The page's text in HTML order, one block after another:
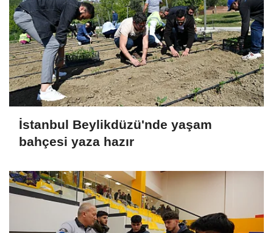
İstanbul Beylikdüzü'nde yaşam
bahçesi yaza hazır